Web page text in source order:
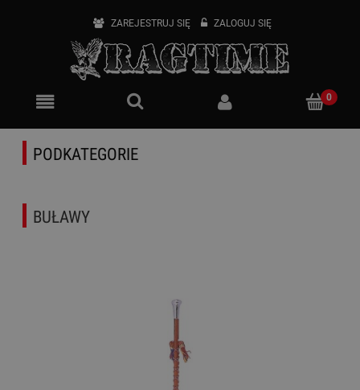
ZAREJESTRUJ SIĘ ZALOGUJ SIĘ
PODKATEGORIE
BUŁAWY